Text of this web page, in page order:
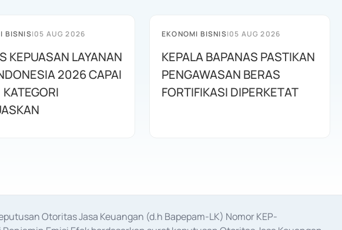
BISNIS|05 AUG 2026
KEPUASAN LAYANAN
2026 CAPAI
EKONOMI BISNIS|05 AUG 2026
KEPALA BAPANAS PASTIKAN
PENGAWASAN BERAS
FORTIFIKASI DIPERKETAT
Otoritas Jasa Keuangan (d.h Bapepam-LK) Nomor KEP-